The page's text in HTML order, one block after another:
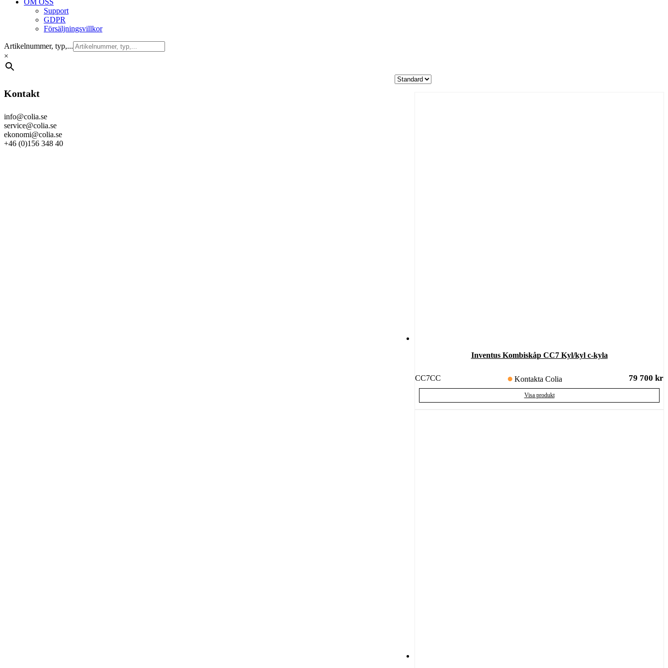
OM OSS
Support
GDPR
Försäljningsvillkor
Artikelnummer, typ,...
×
Inventus Kombiskåp CC7 Kyl/kyl c-kyla
CC7CC Kontakta Colia 79 700 kr
Visa produkt
Kontakt
info@colia.se
service@colia.se
ekonomi@colia.se
+46 (0)156 348 40